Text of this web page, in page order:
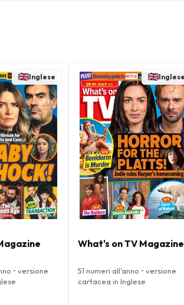
Inglese
• versione
What's on TV Magazine
51 numeri all'anno • versione
cartacea in Inglese